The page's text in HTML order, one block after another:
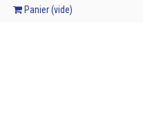
Panier (vide)